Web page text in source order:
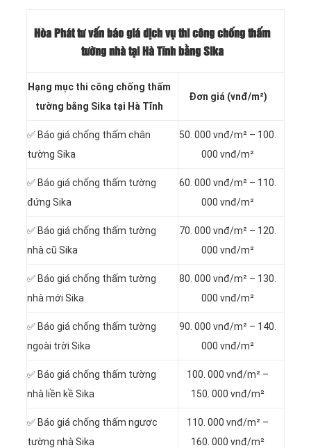
Hòa Phát tư vấn báo giá dịch vụ thi công chống thấm
tường nhà tại Hà Tĩnh bằng Sika
Hạng mục thi công chống thấm
tường bằng Sika tại Hà Tĩnh
Đơn giá (vnđ/m²)
✅ Báo giá chống thấm chân
tường Sika
50. 000 vnđ/m² – 100.
000 vnđ/m²
✅ Báo giá chống thấm tường
đứng Sika
60. 000 vnđ/m² – 110.
000 vnđ/m²
✅ Báo giá chống thấm tường
nhà cũ Sika
70. 000 vnđ/m² – 120.
000 vnđ/m²
✅ Báo giá chống thấm tường
nhà mới Sika
80. 000 vnđ/m² – 130.
000 vnđ/m²
✅ Báo giá chống thấm tường
ngoài trời Sika
90. 000 vnđ/m² – 140.
000 vnđ/m²
✅ Báo giá chống thấm tường
nhà liền kề Sika
100. 000 vnđ/m² –
150. 000 vnđ/m²
✅ Báo giá chống thấm ngược
tường nhà Sika
110. 000 vnđ/m² –
160. 000 vnđ/m²